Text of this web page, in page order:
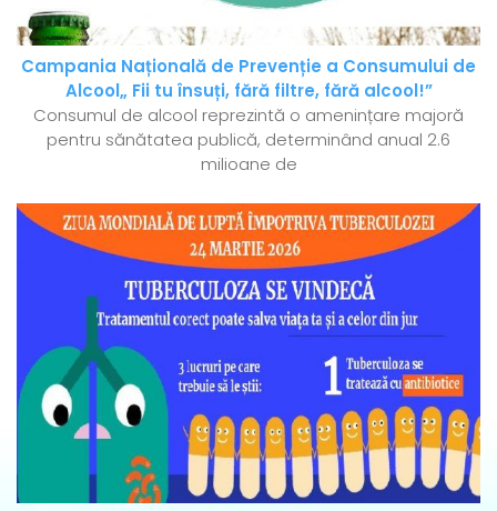
Campania Națională de Prevenție a Consumului de
Alcool„ Fii tu însuți, fără filtre, fără alcool!”
Consumul de alcool reprezintă o amenințare majoră
pentru sănătatea publică, determinând anual 2.6
milioane de